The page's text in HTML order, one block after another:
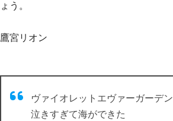
ょう。
鷹宮リオン
ヴァイオレットエヴァーガーデン
泣きすぎて海ができた